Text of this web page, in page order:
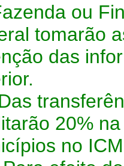
ou
tomarão
das
20%
no